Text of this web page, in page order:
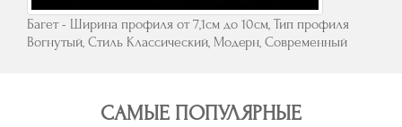
Багет - Ширина профиля от 7,1см до 10см, Тип профиля
Вогнутый, Стиль Классический, Модерн, Современный
САМЫЕ ПОПУЛЯРНЫЕ